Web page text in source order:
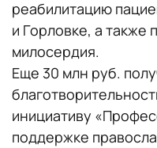
реабилитацию
и Горловке, а также
милосердия.
Еще 30 млн руб.
инициативу
поддержке